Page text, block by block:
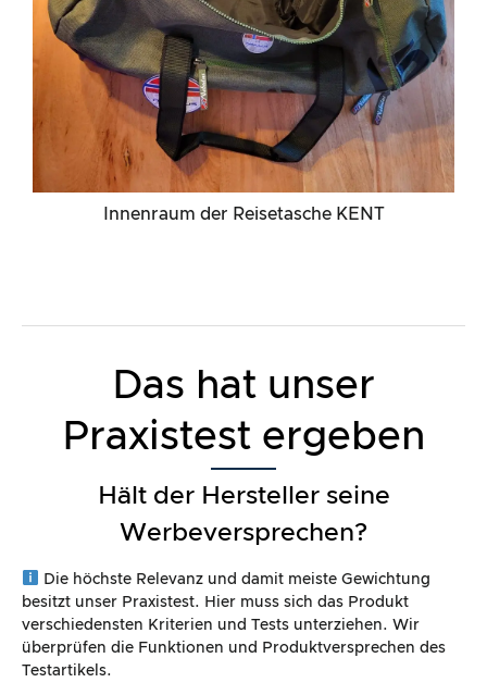
Innenraum der Reisetasche KENT
Das hat unser
Praxistest ergeben
Hält der Hersteller seine
Werbeversprechen?
Die höchste Relevanz und damit meiste Gewichtung
besitzt unser Praxistest. Hier muss sich das Produkt
verschiedensten Kriterien und Tests unterziehen. Wir
überprüfen die Funktionen und Produktversprechen des
Testartikels.